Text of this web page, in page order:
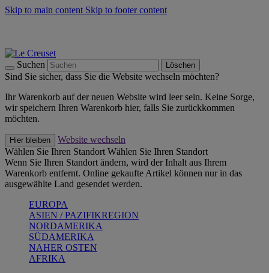
Skip to main content Skip to footer content
Suchen Löschen
Sind Sie sicher, dass Sie die Website wechseln möchten?
Ihr Warenkorb auf der neuen Website wird leer sein. Keine Sorge,
wir speichern Ihren Warenkorb hier, falls Sie zurückkommen
möchten.
Hier bleiben
Website wechseln
Wählen Sie Ihren Standort Wählen Sie Ihren Standort
Wenn Sie Ihren Standort ändern, wird der Inhalt aus Ihrem
Warenkorb entfernt. Online gekaufte Artikel können nur in das
ausgewählte Land gesendet werden.
EUROPA
ASIEN / PAZIFIKREGION
NORDAMERIKA
SÜDAMERIKA
NAHER OSTEN
AFRIKA